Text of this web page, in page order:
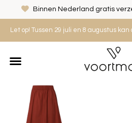
Binnen Nederland gratis